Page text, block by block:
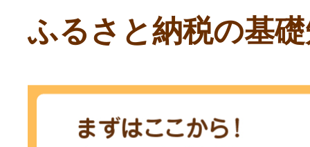
ふるさと納税の基